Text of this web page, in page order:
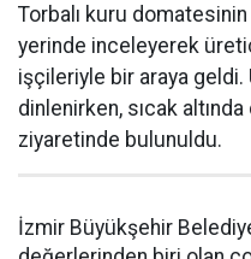
Torbalı kuru
yerinde inceleyerek
işçileriyle bir araya
dinlenirken, sıcak
ziyaretinde bulunuldu.
İzmir Büyükşehir